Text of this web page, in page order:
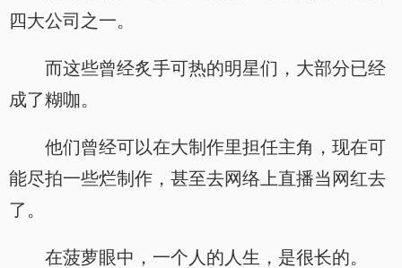
四大公司之一。
而这些曾经炙手可热的明星们，大部分已经
成了糊咖。
他们曾经可以在大制作里担任主角，现在可
能尽拍一些烂制作，甚至去网络上直播当网红去
了。
在菠萝眼中，一个人的人生，是很长的。